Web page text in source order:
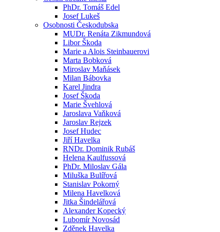
PhDr. Tomáš Edel
Josef Lukeš
Osobnosti Českodubska
MUDr. Renáta Zikmundová
Libor Škoda
Marie a Alois Steinbauerovi
Marta Bobková
Miroslav Maňásek
Milan Bábovka
Karel Jindra
Josef Škoda
Marie Švehlová
Jaroslava Vaňková
Jaroslav Rejzek
Josef Hudec
Jiří Havelka
RNDr. Dominik Rubáš
Helena Kaulfussová
PhDr. Miloslav Gála
Miluška Bulířová
Stanislav Pokorný
Milena Havelková
Jitka Šindelářová
Alexander Kopecký
Lubomír Novosád
Zděnek Havelka